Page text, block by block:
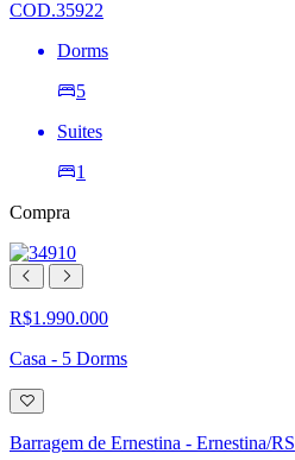
COD.35922
Dorms
5
Suites
1
Compra
R$1.990.000
Casa - 5 Dorms
Adicionar
à
lista
de
Barragem de Ernestina - Ernestina/RS